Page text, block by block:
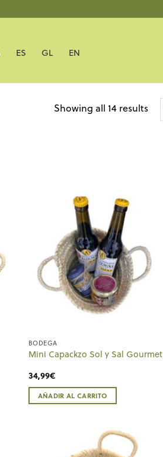
ES GL EN
Showing all 14 results
BODEGA
Mini Capackzo Sol y Sal Gourmet
34,99€
AÑADIR AL CARRITO